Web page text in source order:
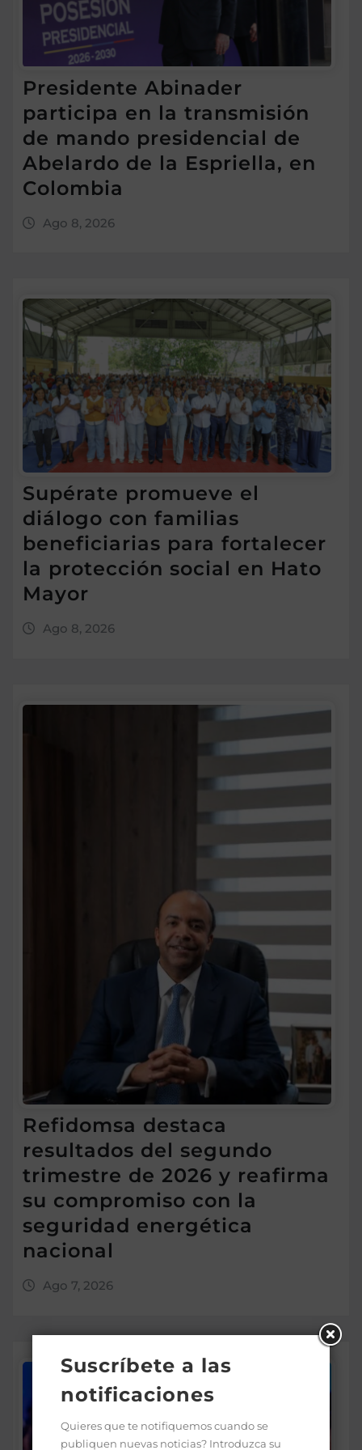
Presidente Abinader
participa en la transmisión
de mando presidencial de
Abelardo de la Espriella, en
Colombia
Ago 8, 2026
Supérate promueve el
diálogo con familias
beneficiarias para fortalecer
la protección social en Hato
Mayor
Ago 8, 2026
Refidomsa destaca
resultados del segundo
trimestre de 2026 y reafirma
su compromiso con la
seguridad energética
nacional
Ago 7, 2026
Suscríbete a las
notificaciones
Quieres que te notifiquemos cuando se
publiquen nuevas noticias? Introduzca su